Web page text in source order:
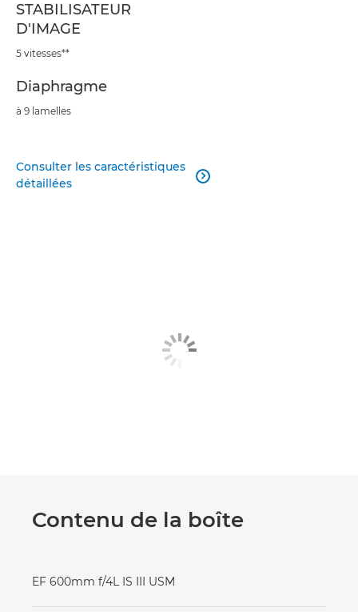
STABILISATEUR
D'IMAGE
5 vitesses**
Diaphragme
à 9 lamelles
Consulter les caractéristiques
détaillées

Contenu de la boîte
EF 600mm f/4L IS III USM